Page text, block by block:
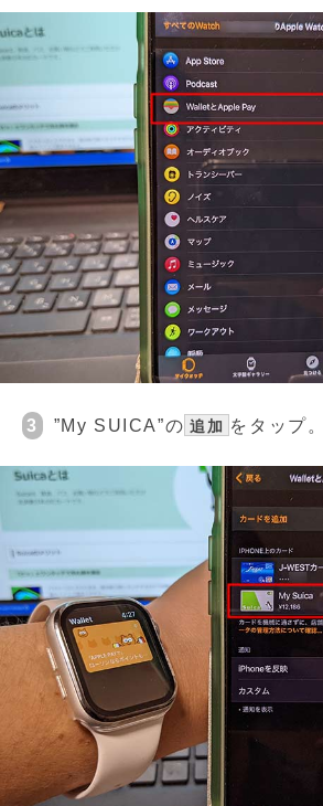
3 ”My SUICA”の 追加 をタップ。